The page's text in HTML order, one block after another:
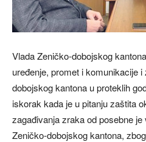
Vlada Zeničko-dobojskog
uređenje, promet i komunikacije
dobojskog kantona u proteklih
iskorak kada je u pitanju zaštita
zagađivanja zraka od posebne
Zeničko-dobojskog kantona,